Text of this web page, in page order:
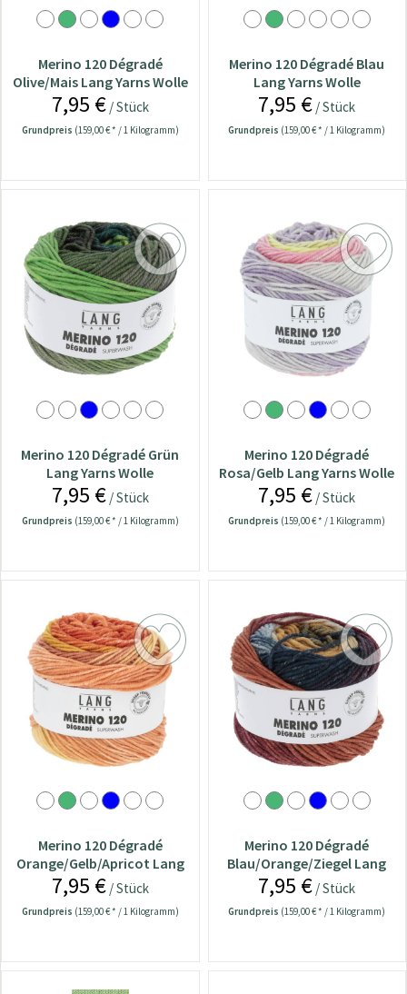
Merino 120 Dégradé
Olive/Mais Lang Yarns Wolle
7,95 €/ Stück
Grundpreis (159,00 € * / 1 Kilogramm)
Merino 120 Dégradé Blau
Lang Yarns Wolle
7,95 € / Stück
Grundpreis (159,00 € * / 1 Kilogramm)
Merino 120 Dégradé Grün
Lang Yarns Wolle
7,95 €/ Stück
Grundpreis (159,00 € * / 1 Kilogramm)
Merino 120 Dégradé
Rosa/Gelb Lang Yarns Wolle
7,95 € / Stück
Grundpreis (159,00 € * / 1 Kilogramm)
Merino 120 Dégradé
Orange/Gelb/Apricot Lang
Yarns Wolle
7,95 €/ Stück
Grundpreis (159,00 € * / 1 Kilogramm)
Merino 120 Dégradé
Blau/Orange/Ziegel Lang
Yarns Wolle
7,95 € / Stück
Grundpreis (159,00 € * / 1 Kilogramm)